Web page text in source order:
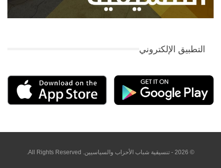
التطبيق الإلكتروني
© 2026 - تنسيقية شباب الأحزاب والسياسيين. All Rights Reserved.